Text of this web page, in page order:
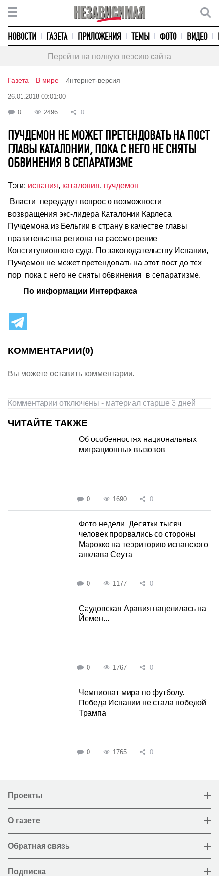
НОВОСТИ ГАЗЕТА ПРИЛОЖЕНИЯ ТЕМЫ ФОТО ВИДЕО
Перейти на полную версию сайта
Газета В мире Интернет-версия
26.01.2018 00:01:00
0 2496 0
ПУЧДЕМОН НЕ МОЖЕТ ПРЕТЕНДОВАТЬ НА ПОСТ
ГЛАВЫ КАТАЛОНИИ, ПОКА С НЕГО НЕ СНЯТЫ
ОБВИНЕНИЯ В СЕПАРАТИЗМЕ
Тэги: испания, каталония, пучдемон
Власти передадут вопрос о возможности
возвращения экс-лидера Каталонии Карлеса
Пучдемона из Бельгии в страну в качестве главы
правительства региона на рассмотрение
Конституционного суда. По законодательству Испании,
Пучдемон не может претендовать на этот пост до тех
пор, пока с него не сняты обвинения в сепаратизме.
По информации Интерфакса
КОММЕНТАРИИ(0)
Вы можете оставить комментарии.
Комментарии отключены - материал старше 3 дней
ЧИТАЙТЕ ТАКЖЕ
Об особенностях национальных
миграционных вызовов
0 1690 0
Фото недели. Десятки тысяч
человек прорвались со стороны
Марокко на территорию испанского
анклава Сеута
0 1177 0
Саудовская Аравия нацелилась на
Йемен...
0 1767 0
Чемпионат мира по футболу.
Победа Испании не стала победой
Трампа
0 1765 0
Проекты
О газете
Обратная связь
Подписка